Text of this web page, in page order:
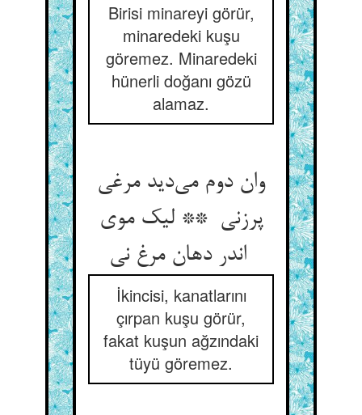
Birisi minareyi görür,
minaredeki kuşu
göremez. Minaredeki
hünerli doğanı gözü
alamaz.
وان دوم می‌دید مرغی
پرزنی ** لیک موی
İkincisi, kanatlarını
çırpan kuşu görür,
fakat kuşun ağzındaki
tüyü göremez.